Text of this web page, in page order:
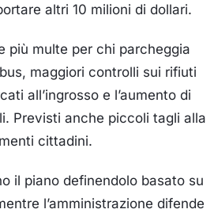
altri 10 milioni di dollari.
più multe per chi parcheggia
maggiori controlli sui rifiuti
all’ingrosso e l’aumento di
Previsti anche piccoli tagli alla
cittadini.
il piano definendolo basato su
l’amministrazione difende